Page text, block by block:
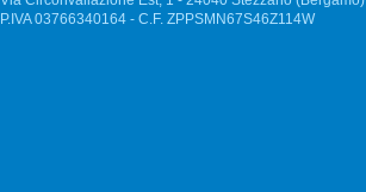
P.IVA 03766340164 - C.F. ZPPSMN67S46Z114W